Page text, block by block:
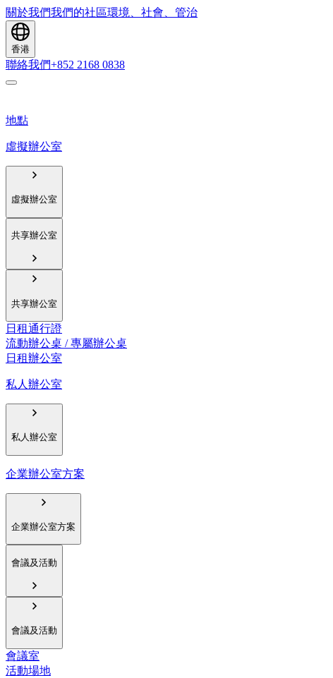
關於我們我們的社區環境、社會、管治
香港
聯絡我們+852 2168 0838
地點
虛擬辦公室
虛擬辦公室
共享辦公室
共享辦公室
日租通行證
流動辦公桌 / 專屬辦公桌
日租辦公室
私人辦公室
私人辦公室
企業辦公室方案
企業辦公室方案
會議及活動
會議及活動
會議室
活動場地